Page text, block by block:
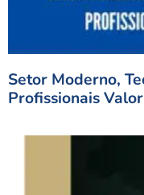
Setor Moderno,
Profissionais